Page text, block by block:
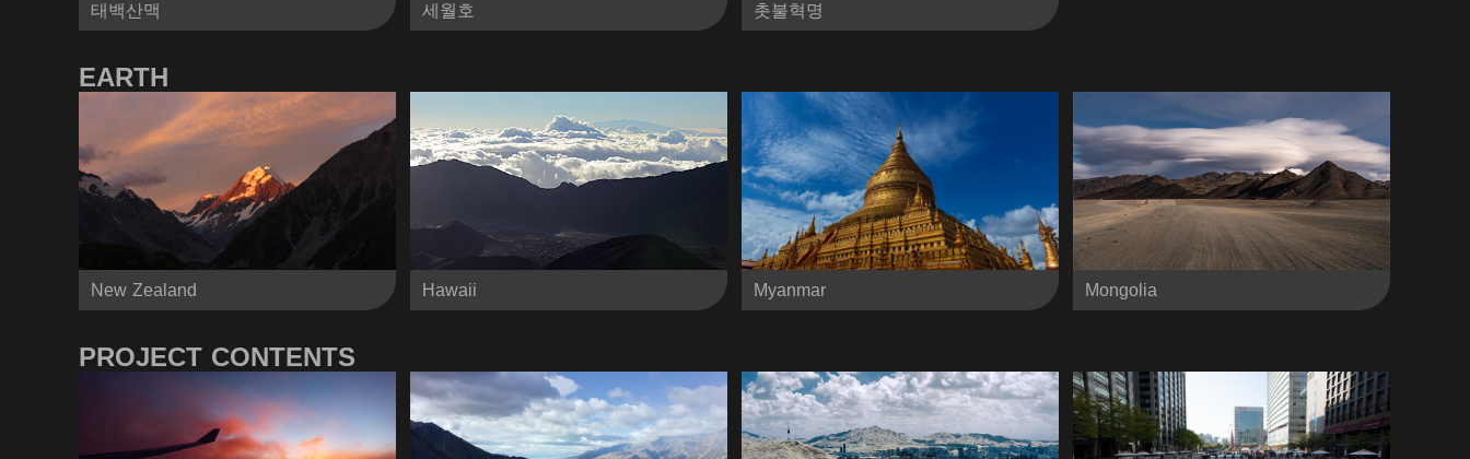
태백산맥 세월호 촛불혁명
EARTH
New Zealand Hawaii Myanmar Mongolia
PROJECT CONTENTS